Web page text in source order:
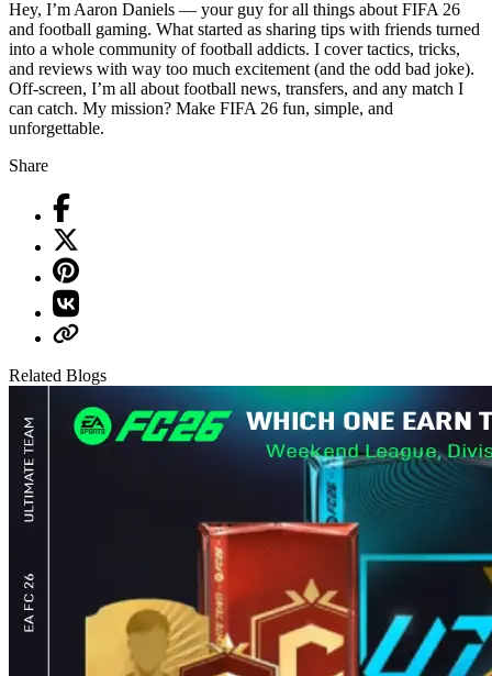
Hey, I’m Aaron Daniels — your guy for all things about FIFA 26
and football gaming. What started as sharing tips with friends turned
into a whole community of football addicts. I cover tactics, tricks,
and reviews with way too much excitement (and the odd bad joke).
Off-screen, I’m all about football news, transfers, and any match I
can catch. My mission? Make FIFA 26 fun, simple, and
unforgettable.
Share
Related Blogs